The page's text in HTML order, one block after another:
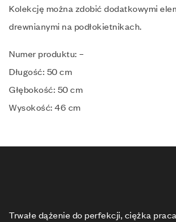
Kolekcję można zdobić dodatkowymi
drewnianymi na podłokietnikach.
Numer produktu: –
Długość: 50 cm
Głębokość: 50 cm
Wysokość: 46 cm
Trwałe dążenie do perfekcji, ciężka